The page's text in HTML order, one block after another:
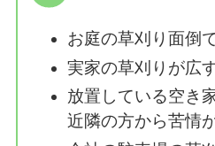
お庭の草刈り面倒
実家の草刈りが広
放置している空き
近隣の方から苦情